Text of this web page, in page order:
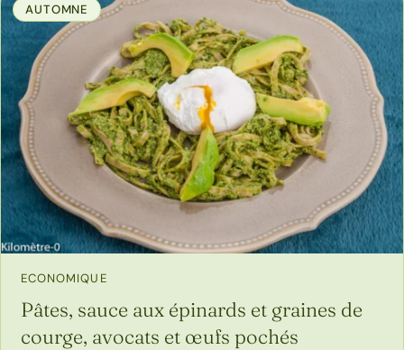
AUTOMNE
ECONOMIQUE
Pâtes, sauce aux épinards et graines de
courge, avocats et œufs pochés